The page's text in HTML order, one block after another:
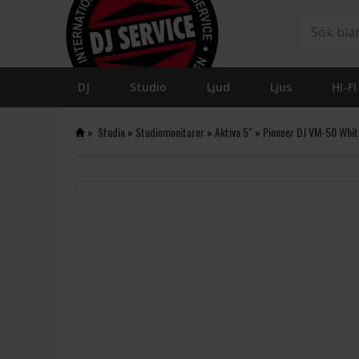
DJ Studio Ljud Ljus HI-FI
» Studio» Studiomonitorer» Aktiva 5" » Pioneer DJ VM-50